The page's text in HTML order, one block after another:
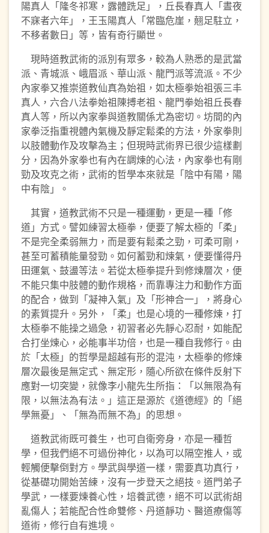
陽真人「隆冬祁寒，露體跣足」，丘長春真人「晝夜
不寐者六年」，王玉陽真人「常臨危崖，翹足駐立，
不移者數日」等，皆有奇行顯世。
現時道教武術的派別有眾多，較為人熟悉的是武當
派、青城派、峨眉派、華山派、龍門派等流派。不少
內家拳又推崇道教仙真為始祖，如太極拳始祖張三丰
真人，六合八法拳始祖陳搏老祖、龍門拳始祖丘長春
真人等，所以內家拳與道教關係尤為密切。坊間的內
家拳泛指重視體內氣機及靜定鬆柔的方法，外家拳則
以肢體動作及攻擊為主；但現時武術界已很少這樣劃
分，因為外家拳也有內在調煉的心法，內家拳也有剛
勁及攻克之術，武術的哲學本來就是「陰中有陽，陽
中有陰」。
其實，道教武術不只是一種運動，更是一種「修
道」方式。譬如練習太極拳，便要了解太極的「柔」
不是完全柔弱無力，而是要有鬆柔之勁，可柔可剛，
甚至可蓄積能量發勁。如何蓄勁和煉氣，便要懂得丹
田運氣、鼓盪等法。若從太極拳提升到修煉層次，便
不能只集中肢體的動作規格，而靠專注力和動作方面
的配合，做到「凝神入氣」及「形神合一」，將身心
的素質提升。另外，「柔」也是心境的一種修煉，打
太極拳不能操之過急，初習者必先靜心忍耐，如能配
合打坐煉心，必能事半功倍，也是一種自我修行。由
於「太極」的哲學是超越有形的混沌，太極拳的修煉
層次最後是無定式、無定形，隨心所欲在條件反射下
應對一切突變，就像李小龍先生所指：「以無限為有
限，以無法為有法。」這正是源於《道德經》的「絕
學無憂」、「無為而無不為」的思想。
道教武術既可養生，也可自衛旁身，亦是一種哲
學，但我們絕不可過份神化，以為可以隔空推人，或
輕觸便擊倒對方。學武與學道一樣，需要真功真行，
從基礎功開始苦練，沒有一步登天之絕技。道門弟子
學武，一樣要煉養心性，培養武德，絕不可以武術胡
亂傷人；若能配合性命雙修、丹道靜功、醫道療傷等
道術，修行自有進境。